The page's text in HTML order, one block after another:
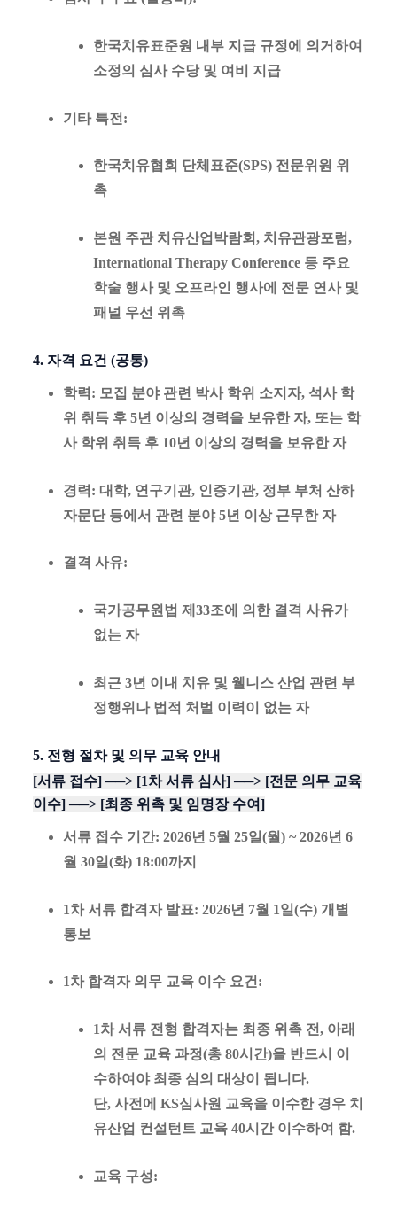
한국치유표준원 내부 지급 규정에 의거하여
소정의 심사 수당 및 여비 지급
기타 특전 :
한국치유협회 단체표준(SPS) 전문위원 위
촉
본원 주관 치유산업박람회, 치유관광포럼,
International Therapy Conference 등 주요
학술 행사 및 오프라인 행사에 전문 연사 및
패널 우선 위촉
4. 자격 요건 (공통)
학력 : 모집 분야 관련 박사 학위 소지자, 석사 학
위 취득 후 5년 이상의 경력을 보유한 자, 또는 학
사 학위 취득 후 10년 이상의 경력을 보유한 자
경력 : 대학, 연구기관, 인증기관, 정부 부처 산하
자문단 등에서 관련 분야 5년 이상 근무한 자
결격 사유:
국가공무원법 제33조에 의한 결격 사유가
없는 자
최근 3년 이내 치유 및 웰니스 산업 관련 부
정행위나 법적 처벌 이력이 없는 자
5. 전형 절차 및 의무 교육 안내
[서류 접수] ──> [1차 서류 심사] ──> [전문 의무 교육
이수] ──> [최종 위촉 및 임명장 수여]
서류 접수 기간: 2026년 5월 25일(월) ~ 2026년 6
월 30일(화) 18:00까지
1차 서류 합격자 발표: 2026년 7월 1일(수) 개별
통보
1차 합격자 의무 교육 이수 요건:
1차 서류 전형 합격자는 최종 위촉 전, 아래
의 전문 교육 과정(총 80시간)을 반드시 이
수하여야 최종 심의 대상이 됩니다.
단, 사전에 KS심사원 교육을 이수한 경우 치
유산업 컨설턴트 교육 40시간 이수하여 함.
교육 구성: